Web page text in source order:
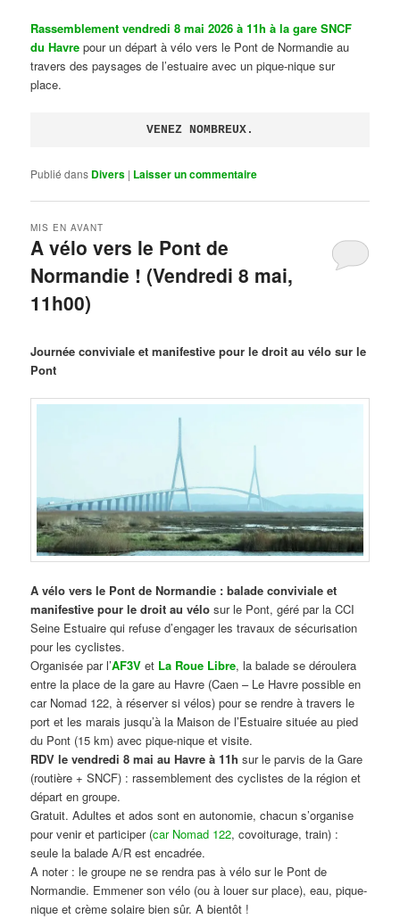
Rassemblement vendredi 8 mai 2026 à 11h à la gare SNCF
du Havre pour un départ à vélo vers le Pont de Normandie au
travers des paysages de l’estuaire avec un pique-nique sur
place.
VENEZ NOMBREUX.
Publié dans Divers | Laisser un commentaire
A vélo vers le Pont de
Normandie ! (Vendredi 8 mai,
11h00)
MIS EN AVANT
Journée conviviale et manifestive pour le droit au vélo sur le
Pont
A vélo vers le Pont de Normandie : balade conviviale et
manifestive pour le droit au vélo sur le Pont, géré par la CCI
Seine Estuaire qui refuse d’engager les travaux de sécurisation
pour les cyclistes.
Organisée par l’AF3V et La Roue Libre, la balade se déroulera
entre la place de la gare au Havre (Caen – Le Havre possible en
car Nomad 122, à réserver si vélos) pour se rendre à travers le
port et les marais jusqu’à la Maison de l’Estuaire située au pied
du Pont (15 km) avec pique-nique et visite.
RDV le vendredi 8 mai au Havre à 11h sur le parvis de la Gare
(routière + SNCF) : rassemblement des cyclistes de la région et
départ en groupe.
Gratuit. Adultes et ados sont en autonomie, chacun s’organise
pour venir et participer (car Nomad 122, covoiturage, train) :
seule la balade A/R est encadrée.
A noter : le groupe ne se rendra pas à vélo sur le Pont de
Normandie. Emmener son vélo (ou à louer sur place), eau, pique-
nique et crème solaire bien sûr. A bientôt !